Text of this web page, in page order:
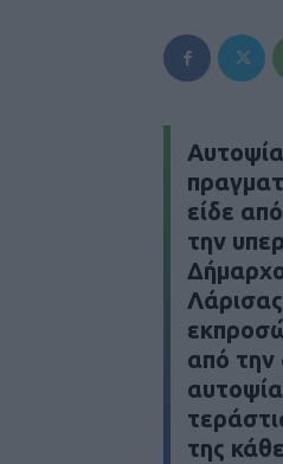
είδε
την
από την
της